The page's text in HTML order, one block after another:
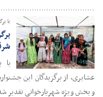
با
با
عشایری، از برگزیدگان این
و بخش ویژه شهریارخوانی تقدیر